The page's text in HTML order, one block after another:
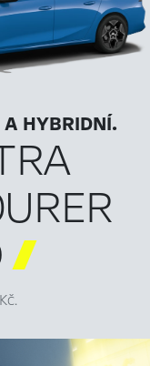
A HYBRIDNÍ.
